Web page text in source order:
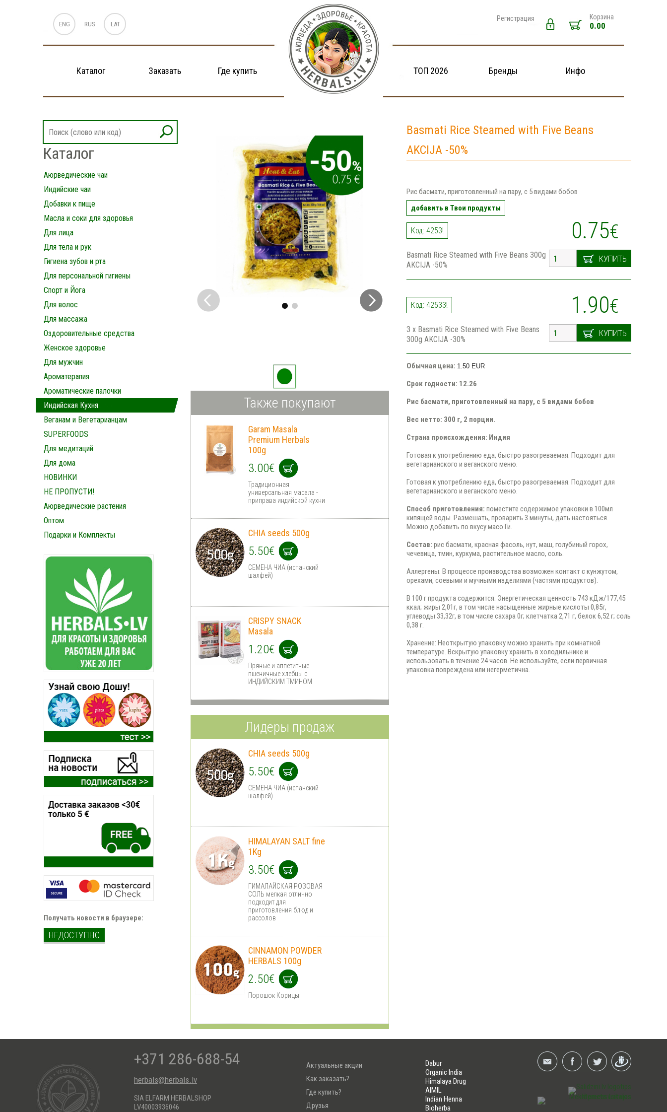
ENG RUS LAT
Регистрация Корзина
0.00
Каталог Заказать Где купить ТОП 2026 Бренды Инфо
Каталог
Аюрведические чаи
Индийские чаи
Добавки к пище
Масла и соки для здоровья
Для лица
Для тела и рук
Гигиена зубов и рта
Для персональной гигиены
Спорт и Йога
Для волос
Для массажа
Оздоровительные средства
Женское здоровье
Для мужчин
Ароматерапия
Ароматические палочки
Индийская Кухня
Веганам и Вегетарианцам
SUPERFOODS
Для медитаций
Для дома
НОВИНКИ
НЕ ПРОПУСТИ!
Аюрведические растения
Оптом
Подарки и Комплекты
Получать новости в браузере:
НЕДОСТУПНО
Basmati Rice Steamed with Five Beans
AKCIJA -50%
Рис басмати, приготовленный на пару, с 5 видами бобов
добавить в Твои продукты
Код: 4253! 0.75€
КУПИТЬ
Basmati Rice Steamed with Five Beans 300g
AKCIJA -50%
Код: 42533! 1.90€
КУПИТЬ
3 x Basmati Rice Steamed with Five Beans
300g AKCIJA -30%
Обычная цена: 1.50 EUR
Срок годности: 12.26
Рис басмати, приготовленный на пару, с 5 видами бобов
Вес нетто: 300 г, 2 порции.
Страна происхождения: Индия
Готовая к употреблению еда, быстро разогреваемая. Подходит для
вегетарианского и веганского меню.
Готовая к употреблению еда, быстро разогреваемая. Подходит для
вегетарианского и веганского меню.
Способ приготовления:поместите содержимое упаковки в 100мл
кипящей воды. Размешать, проварить 3 минуты, дать настояться.
Можно добавить по вкусу масо Ги.
Состав: рис басмати, красная фасоль, нут, маш, голубиный горох,
чечевица, тмин, куркума, растительное масло, соль.
Аллергены: В процессе производства возможен контакт с кунжутом,
орехами, соевыми и мучными изделиями (частями продуктов).
В 100 г продукта содержится: Энергетическая ценность 743 кДж/177,45
ккал; жиры 2,01г, в том числе насыщенные жирные кислоты 0,85г,
углеводы 33,32г, в том числе сахара 0г; клетчатка 2,71 г, белок 6,52 г; соль
0,38 г.
Хранение: Неоткрытую упаковку можно хранить при комнатной
температуре. Вскрытую упаковку хранить в холодильнике и
использовать в течение 24 часов. Не используйте, если первичная
упаковка повреждена или негерметична.
Также покупают
Garam Masala
Premium Herbals
100g
3.00€
Традиционная
универсальная масала -
приправа индийской кухни
CHIA seeds 500g
5.50€
СЕМЕНА ЧИА (испанский
шалфей)
CRISPY SNACK
Masala
1.20€
Пряные и аппетитные
пшеничные хлебцы с
ИНДИЙСКИМ ТМИНОМ
Лидеры продаж
CHIA seeds 500g
5.50€
СЕМЕНА ЧИА (испанский
шалфей)
HIMALAYAN SALT fine
1Kg
3.50€
ГИМАЛАЙСКАЯ РОЗОВАЯ
СОЛЬ мелкая отлично
подходит для
приготовления блюд и
рассолов
CINNAMON POWDER
HERBALS 100g
2.50€
Порошок Корицы
+371 286-688-54
herbals@herbals.lv
SIA ELFARM HERBALSHOP
LV40003936046
Актуальные акции
Как заказать?
Где купить?
Друзья
Dabur
Organic India
Himalaya Drug
AIMIL
Indian Henna
Bioherba